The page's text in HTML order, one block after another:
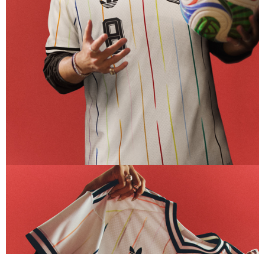
アディダス サッカー日本代表 2026 ホーム オーセンティック
ゴールキーパー ユニフォーム 長袖
19,800
ご購入はこちら